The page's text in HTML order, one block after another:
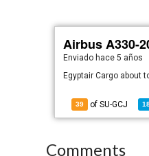
Airbus A330-
Enviado hace 5 años
Egyptair Cargo about
39 of SU-GCJ
Comments